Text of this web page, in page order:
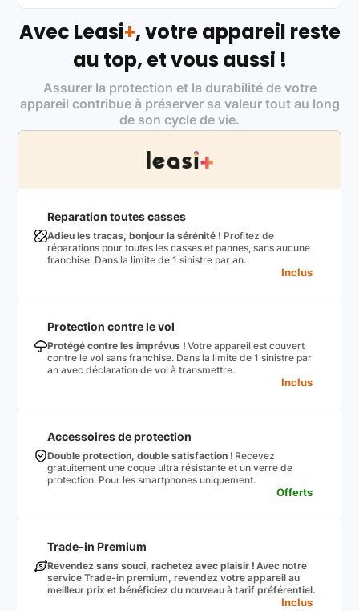
Avec Leasi+, votre appareil reste
au top, et vous aussi !
Assurer la protection et la durabilité de votre
appareil contribue à préserver sa valeur tout au long
de son cycle de vie.
Reparation toutes casses
Adieu les tracas, bonjour la sérénité ! Profitez de
réparations pour toutes les casses et pannes, sans aucune
franchise. Dans la limite de 1 sinistre par an.
Inclus
Protection contre le vol
Protégé contre les imprévus ! Votre appareil est couvert
contre le vol sans franchise. Dans la limite de 1 sinistre par
an avec déclaration de vol à transmettre.
Inclus
Accessoires de protection
Double protection, double satisfaction ! Recevez
gratuitement une coque ultra résistante et un verre de
protection. Pour les smartphones uniquement.
Offerts
Trade-in Premium
Revendez sans souci, rachetez avec plaisir ! Avec notre
service Trade-in premium, revendez votre appareil au
meilleur prix et bénéficiez du nouveau à tarif préférentiel.
Inclus